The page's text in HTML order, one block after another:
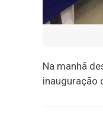
Na manhã
inauguração